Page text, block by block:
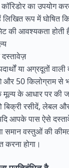
कॉरिडोर का उपयोग
रूप में घोषित
की आवश्यकता होती
दस्तावेज़
या अग्रदूतों वाली
50 किलोग्राम से
मूल्य के आधार पर की
बिक्री रसीदें, लेबल
आपके पास ऐसे
समान वस्तुओं की
करना होगा।